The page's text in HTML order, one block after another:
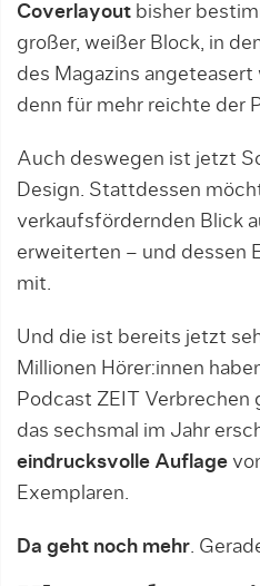
Coverlayout bisher
großer, weißer Block, in
des Magazins
denn für mehr reichte der
Auch deswegen ist jetzt
Design. Stattdessen
verkaufsfördernden Blick
erweiterten – und dessen
mit.
Und die ist bereits jetzt
Millionen Hörer:innen
Podcast ZEIT Verbrechen
das sechsmal im Jahr
eindrucksvolle Auflage
Exemplaren.
Da geht noch mehr.